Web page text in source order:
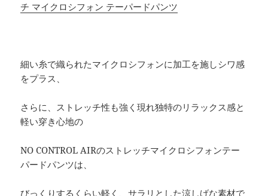
チ マイクロシフォン テーパードパンツ
細い糸で織られたマイクロシフォンに加工を施しシワ感
をプラス、
さらに、ストレッチ性も強く現れ独特のリラックス感と
軽い穿き心地の
NO CONTROL AIRのストレッチマイクロシフォンテー
パードパンツは、
びっくりするくらい軽く、サラリとした涼しげな素材で